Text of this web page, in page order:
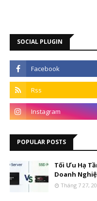
SOCIAL PLUGIN
POPULAR POSTS
Tối Ưu Hạ
Doanh
Tháng 7 27,